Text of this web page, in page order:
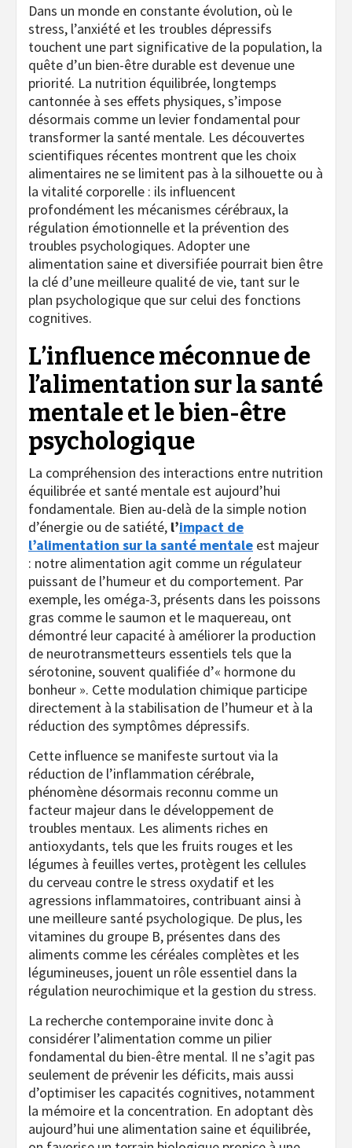
Dans un monde en constante évolution, où le
stress, l’anxiété et les troubles dépressifs
touchent une part significative de la population, la
quête d’un bien-être durable est devenue une
priorité. La nutrition équilibrée, longtemps
cantonnée à ses effets physiques, s’impose
désormais comme un levier fondamental pour
transformer la santé mentale. Les découvertes
scientifiques récentes montrent que les choix
alimentaires ne se limitent pas à la silhouette ou à
la vitalité corporelle : ils influencent
profondément les mécanismes cérébraux, la
régulation émotionnelle et la prévention des
troubles psychologiques. Adopter une
alimentation saine et diversifiée pourrait bien être
la clé d’une meilleure qualité de vie, tant sur le
plan psychologique que sur celui des fonctions
cognitives.
L’influence méconnue de
l’alimentation sur la santé
mentale et le bien-être
psychologique
La compréhension des interactions entre nutrition
équilibrée et santé mentale est aujourd’hui
fondamentale. Bien au-delà de la simple notion
d’énergie ou de satiété, l’impact de
l’alimentation sur la santé mentale est majeur
: notre alimentation agit comme un régulateur
puissant de l’humeur et du comportement. Par
exemple, les oméga-3, présents dans les poissons
gras comme le saumon et le maquereau, ont
démontré leur capacité à améliorer la production
de neurotransmetteurs essentiels tels que la
sérotonine, souvent qualifiée d’« hormone du
bonheur ». Cette modulation chimique participe
directement à la stabilisation de l’humeur et à la
réduction des symptômes dépressifs.
Cette influence se manifeste surtout via la
réduction de l’inflammation cérébrale,
phénomène désormais reconnu comme un
facteur majeur dans le développement de
troubles mentaux. Les aliments riches en
antioxydants, tels que les fruits rouges et les
légumes à feuilles vertes, protègent les cellules
du cerveau contre le stress oxydatif et les
agressions inflammatoires, contribuant ainsi à
une meilleure santé psychologique. De plus, les
vitamines du groupe B, présentes dans des
aliments comme les céréales complètes et les
légumineuses, jouent un rôle essentiel dans la
régulation neurochimique et la gestion du stress.
La recherche contemporaine invite donc à
considérer l’alimentation comme un pilier
fondamental du bien-être mental. Il ne s’agit pas
seulement de prévenir les déficits, mais aussi
d’optimiser les capacités cognitives, notamment
la mémoire et la concentration. En adoptant dès
aujourd’hui une alimentation saine et équilibrée,